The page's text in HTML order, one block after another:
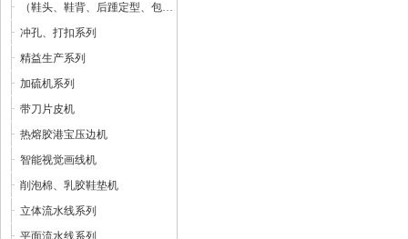
（鞋头、鞋背、后踵定型、包子鞋整型机）定型机
冲孔、打扣系列
精益生产系列
加硫机系列
带刀片皮机
热熔胶港宝压边机
智能视觉画线机
削泡棉、乳胶鞋垫机
立体流水线系列
平面流水线系列